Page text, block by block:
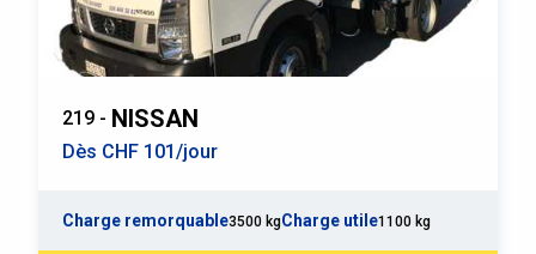
219 - NISSAN
Dès CHF 101/jour
Charge remorquable3500 kgCharge utile1100 kg